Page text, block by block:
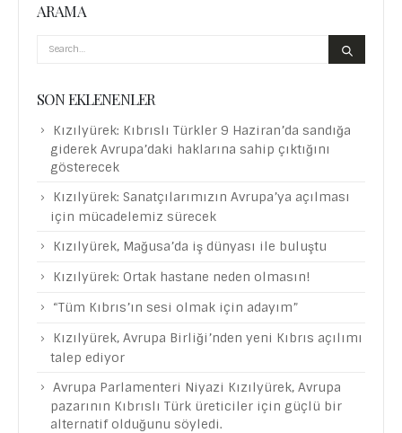
ARAMA
SON EKLENENLER
Kızılyürek: Kıbrıslı Türkler 9 Haziran’da sandığa
giderek Avrupa’daki haklarına sahip çıktığını
gösterecek
Kızılyürek: Sanatçılarımızın Avrupa’ya açılması
için mücadelemiz sürecek
Kızılyürek, Mağusa’da iş dünyası ile buluştu
Kızılyürek: Ortak hastane neden olmasın!
“Tüm Kıbrıs’ın sesi olmak için adayım”
Kızılyürek, Avrupa Birliği’nden yeni Kıbrıs açılımı
talep ediyor
Avrupa Parlamenteri Niyazi Kızılyürek, Avrupa
pazarının Kıbrıslı Türk üreticiler için güçlü bir
alternatif olduğunu söyledi.